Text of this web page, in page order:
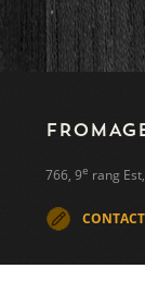
766, 9e rang